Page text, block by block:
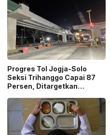
Progres Tol Jogja-Solo
Seksi Trihanggo Capai 87
Persen, Ditargetkan
Bawen Agustus 2026